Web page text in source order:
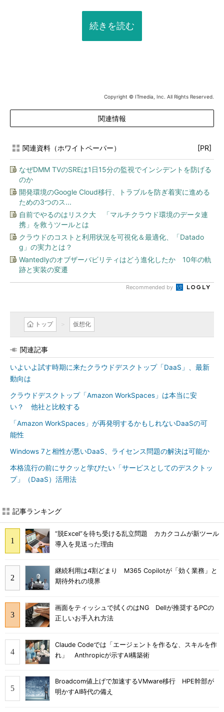
続きを読む
Copyright © ITmedia, Inc. All Rights Reserved.
関連情報
関連資料（ホワイトペーパー） [PR]
なぜDMM TVのSREは1日15分の監視でインシデントを防げる
のか
開発環境のGoogle Cloud移行、トラブルを防ぎ着実に進める
ための3つのス...
自前でやるのはリスク大 「マルチクラウド環境のデータ連
携」を救うツールとは
クラウドのコストと利用状況を可視化＆最適化、「Datado
g」の実力とは？
Wantedlyのオブザーバビリティはどう進化したか 10年の軌
跡と実装の変遷
Recommended by
トップ 仮想化
関連記事
いよいよ試す時期に来たクラウドデスクトップ「DaaS」、最新
動向は
クラウドデスクトップ「Amazon WorkSpaces」は本当に安
い？ 他社と比較する
「Amazon WorkSpaces」が再発明するかもしれないDaaSの可
能性
Windows 7と相性が悪いDaaS、ライセンス問題の解決は可能か
本格流行の前にサクッと学びたい「サービスとしてのデスクトッ
プ」（DaaS）活用法
記事ランキング
“脱Excel”を待ち受ける乱立問題 カカクコムが新ツール
導入を見送った理由
継続利用は4割どまり M365 Copilotが「効く業務」と
期待外れの境界
画面をティッシュで拭くのはNG Dellが推奨するPCの
正しいお手入れ方法
Claude Codeでは「エージェントを作るな、スキルを作
れ」 Anthropicが示すAI構築術
Broadcom値上げで加速するVMware移行 HPE幹部が
明かすAI時代の備え